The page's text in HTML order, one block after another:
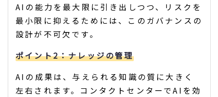
AIの能力を最大限に引き出しつつ、リスクを
最小限に抑えるためには、このガバナンスの
設計が不可欠です。
ポイント2：ナレッジの管理
AIの成果は、与えられる知識の質に大きく
左右されます。コンタクトセンターでAIを効